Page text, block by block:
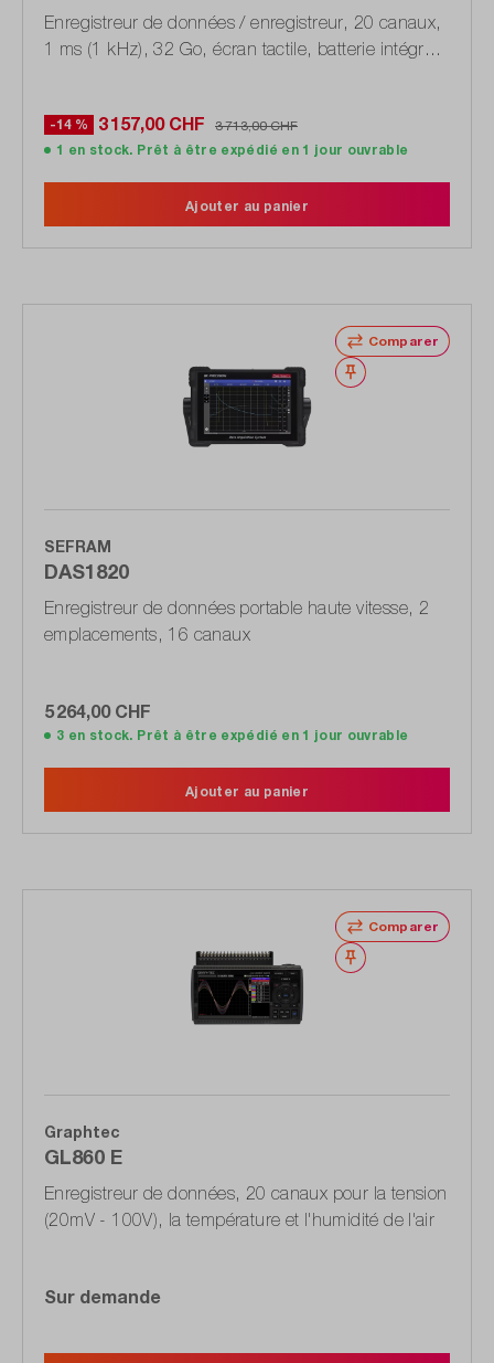
Enregistreur de données / enregistreur, 20 canaux,
1 ms (1 kHz), 32 Go, écran tactile, batterie intégrée
-14 % 3 157,00 CHF
3 713,00 CHF
1 en stock. Prêt à être expédié en 1 jour ouvrable
Ajouter au panier
Comparer
Noter
SEFRAM
DAS1820
Enregistreur de données portable haute vitesse, 2
emplacements, 16 canaux
5 264,00 CHF
3 en stock. Prêt à être expédié en 1 jour ouvrable
Ajouter au panier
Comparer
Noter
Graphtec
GL860 E
Enregistreur de données, 20 canaux pour la tension
(20mV - 100V), la température et l'humidité de l'air
Sur demande